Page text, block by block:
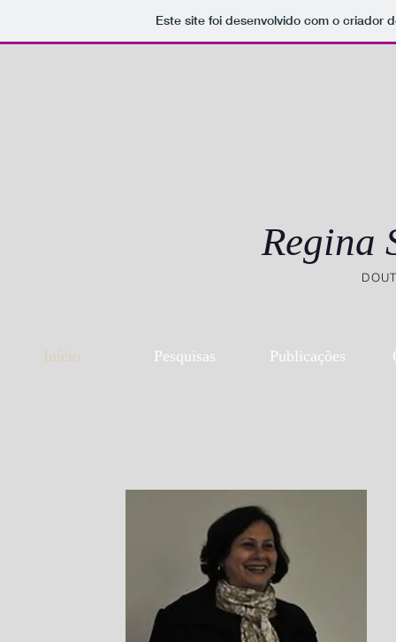
Este site foi desenvolvido com o criador
Regina
Início Pesquisas Publicações